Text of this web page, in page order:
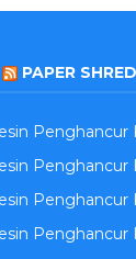
PAPER
Penghancur
Penghancur
Penghancur
Penghancur